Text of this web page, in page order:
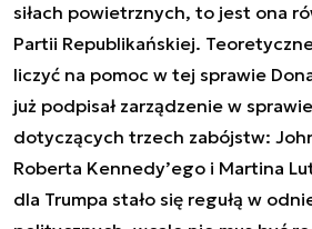
siłach powietrznych, to jest ona
Partii Republikańskiej.
liczyć na pomoc w tej sprawie
już podpisał zarządzenie w
dotyczących trzech zabójstw:
Roberta Kennedy’ego i Martina
dla Trumpa stało się regułą w